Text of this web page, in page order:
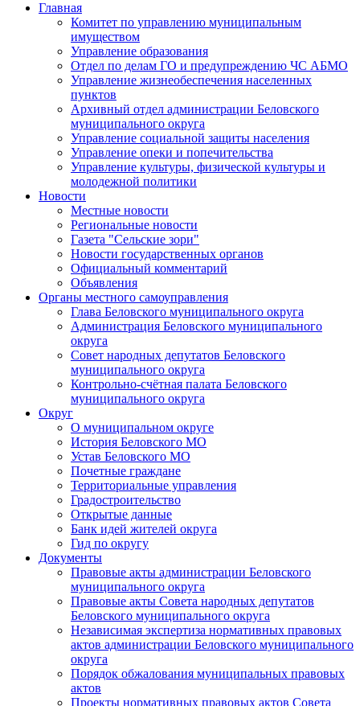
Главная
Комитет по управлению муниципальным
имуществом
Управление образования
Отдел по делам ГО и предупреждению ЧС АБМО
Управление жизнеобеспечения населенных
пунктов
Архивный отдел администрации Беловского
муниципального округа
Управление социальной защиты населения
Управление опеки и попечительства
Управление культуры, физической культуры и
молодежной политики
Новости
Местные новости
Региональные новости
Газета "Сельские зори"
Новости государственных органов
Официальный комментарий
Объявления
Органы местного самоуправления
Глава Беловского муниципального округа
Администрация Беловского муниципального
округа
Совет народных депутатов Беловского
муниципального округа
Контрольно-счётная палата Беловского
муниципального округа
Округ
О муниципальном округе
История Беловского МО
Устав Беловского МО
Почетные граждане
Территориальные управления
Градостроительство
Открытые данные
Банк идей жителей округа
Гид по округу
Документы
Правовые акты администрации Беловского
муниципального округа
Правовые акты Совета народных депутатов
Беловского муниципального округа
Независимая экспертиза нормативных правовых
актов администрации Беловского муниципального
округа
Порядок обжалования муниципальных правовых
актов
Проекты нормативных правовых актов Совета